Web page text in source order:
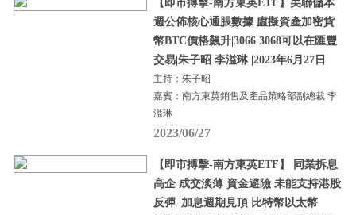
【即市搏擊-南方東英ETF】美聯儲本
週公佈核心通脹數據 虛擬資產加密貨
幣BTC價格飆升|3066 3068可以在匯豐
交易|朱子昭 李溢琳 |2023年6月27日
主持：朱子昭
嘉賓：南方東英銷售及產品策略部副總裁 李
溢琳
2023/06/27
【即市搏擊-南方東英ETF】 同業拆息
高企 成交淡薄 資金避險 未能支持港股
反彈 |加息週期見頂 比特幣以太幣